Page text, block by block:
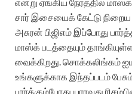
சார் இசையைக் கேட்டு நிறைய
அசுரன் பிஜிஎம் இப்போது
மாஸ்க் படத்தையும்
வைக்கிறது. சொக்கலிங்கம்
உங்களுக்காக இந்தப்படம்
பார்க்கும்போது யாரவது